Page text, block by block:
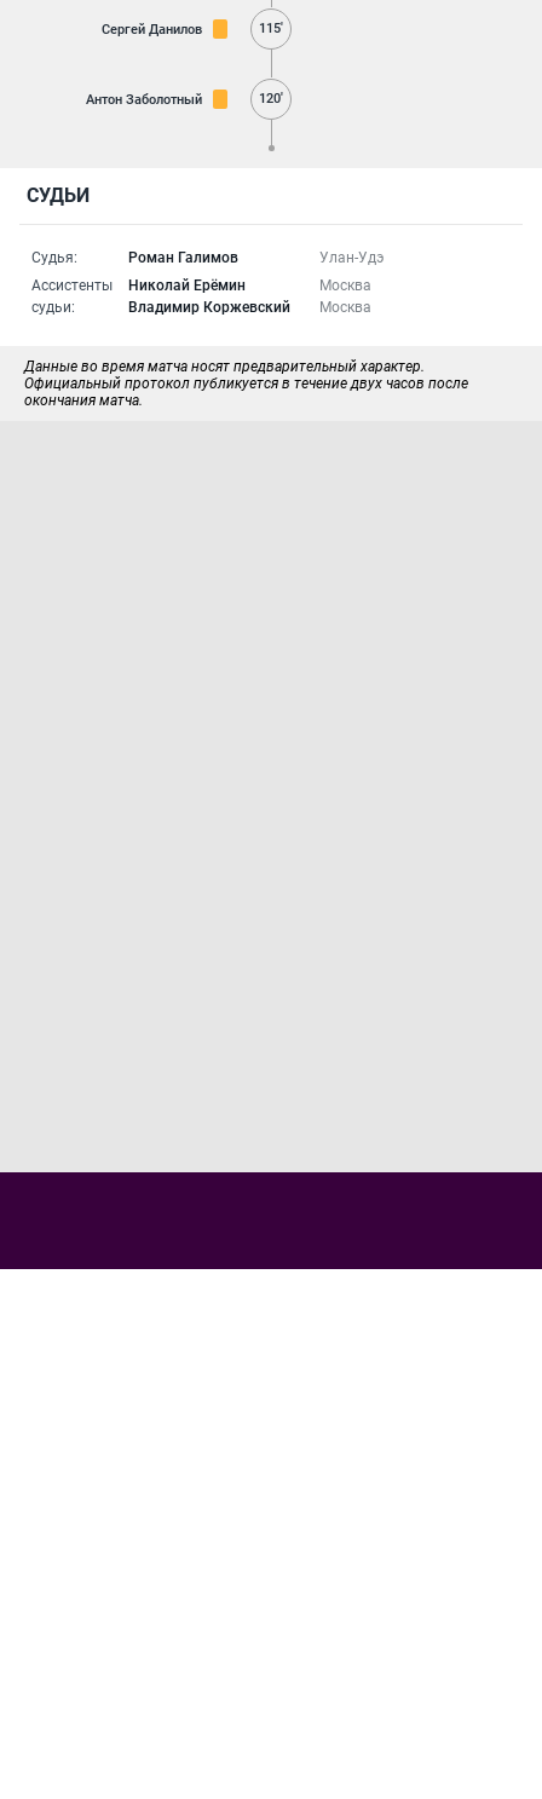
Сергей Данилов 115'
Антон Заболотный 120'
СУДЬИ
Судья: Роман Галимов
Улан-Удэ
Ассистенты
судьи:
Николай Ерёмин
Москва
Владимир Коржевский
Москва
Данные во время матча носят предварительный характер.
Официальный протокол публикуется в течение двух часов после
окончания матча.